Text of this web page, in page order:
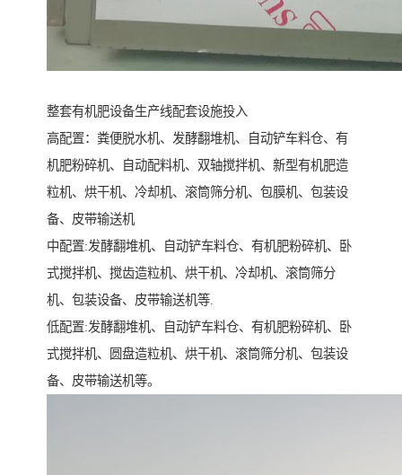
整套有机肥设备生产线配套设施投入
高配置：粪便脱水机、发酵翻堆机、自动铲车料仓、有
机肥粉碎机、自动配料机、双轴搅拌机、新型有机肥造
粒机、烘干机、冷却机、滚筒筛分机、包膜机、包装设
备、皮带输送机
中配置:发酵翻堆机、自动铲车料仓、有机肥粉碎机、卧
式搅拌机、搅齿造粒机、烘干机、冷却机、滚筒筛分
机、包装设备、皮带输送机等.
低配置:发酵翻堆机、自动铲车料仓、有机肥粉碎机、卧
式搅拌机、圆盘造粒机、烘干机、滚筒筛分机、包装设
备、皮带输送机等。